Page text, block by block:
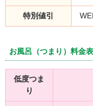
特別値引
お風呂（つまり）料金表
低度つま
り